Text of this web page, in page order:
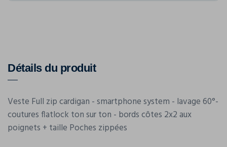
Détails du produit
Veste Full zip cardigan - smartphone system - lavage 60°-
coutures flatlock ton sur ton - bords côtes 2x2 aux
poignets + taille Poches zippées